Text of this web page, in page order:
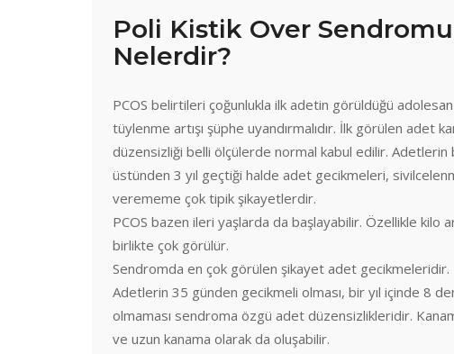
Poli Kistik Over
Nelerdir?
PCOS belirtileri çoğunlukla ilk adetin görüldüğü
tüylenme artışı şüphe uyandırmalıdır. İlk görülen adet
düzensizliği belli ölçülerde normal kabul edilir. Adetlerin
üstünden 3 yıl geçtiği halde adet gecikmeleri,
verememe çok tipik şikayetlerdir.
PCOS bazen ileri yaşlarda da başlayabilir. Özellikle kilo
birlikte çok görülür.
Sendromda en çok görülen şikayet adet gecikmeleridir.
Adetlerin 35 günden gecikmeli olması, bir yıl içinde 8
olmaması sendroma özgü adet düzensizlikleridir.
ve uzun kanama olarak da oluşabilir.